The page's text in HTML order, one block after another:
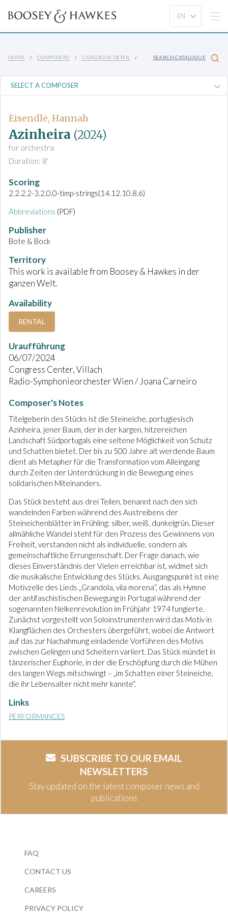
HOME COMPOSERS CATALOGUE DETAIL SEARCH CATALOGUE
Eisendle, Hannah
Azinheira (2024)
for orchestra
Duration: 8'
Scoring
2.2.2.2-3.2.0.0-timp-strings(14.12.10.8.6)
Abbreviations (PDF)
Publisher
Bote & Bock
Territory
This work is available from Boosey & Hawkes in der
ganzen Welt.
Availability
RENTAL
Uraufführung
06/07/2024
Congress Center, Villach
Radio-Symphonieorchester Wien / Joana Carneiro
Composer's Notes
Titelgeberin des Stücks ist die Steineiche, portugiesisch
Azinheira, jener Baum, der in der kargen, hitzereichen
Landschaft Südportugals eine seltene Möglichkeit von Schutz
und Schatten bietet. Der bis zu 500 Jahre alt werdende Baum
dient als Metapher für die Transformation vom Alleingang
durch Zeiten der Unterdrückung in die Bewegung eines
solidarischen Miteinanders.
Das Stück besteht aus drei Teilen, benannt nach den sich
wandelnden Farben während des Austreibens der
Steineichenblätter im Frühling: silber, weiß, dunkelgrün. Dieser
allmähliche Wandel steht für den Prozess des Gewinnens von
Freiheit, verstanden nicht als individuelle, sondern als
gemeinschaftliche Errungenschaft. Der Frage danach, wie
dieses Einverständnis der Vielen erreichbar ist, widmet sich
die musikalische Entwicklung des Stücks. Ausgangspunkt ist eine
Motivzelle des Lieds „Grandola, vila morena“, das als Hymne
der antifaschistischen Bewegung in Portugal während der
sogenannten Nelkenrevolution im Frühjahr 1974 fungierte.
Zunächst vorgestellt von Soloinstrumenten wird das Motiv in
Klangflächen des Orchesters übergeführt, wobei die Antwort
auf das zur Nachahmung einladende Vorführen des Motivs
zwischen Gelingen und Scheitern variiert. Das Stück mündet in
tänzerischer Euphorie, in der die Erschöpfung durch die Mühen
des langen Wegs mitschwingt – „im Schatten einer Steineiche,
die ihr Lebensalter nicht mehr kannte“.
Links
PERFORMANCES
SUBSCRIBE TO OUR EMAIL
NEWSLETTERS
Stay updated on the latest composer news and
publications
FAQ
CONTACT US
CAREERS
PRIVACY POLICY